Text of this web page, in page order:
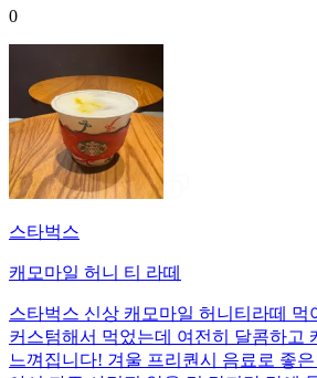
0
스타벅스
캐모마일 허니 티 라떼
스타벅스 신상 캐모마일 허니티라떼 먹
커스텀해서 먹었는데 여전히 달콤하고
느껴집니다! 겨울 프리퀀시 음료로 좋